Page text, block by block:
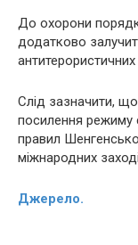
До охорони
додатково
антитерористичних
Слід зазначити,
посилення режиму
правил
міжнародних
Джерело.